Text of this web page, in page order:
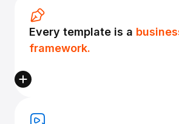
Every template is a
framework.